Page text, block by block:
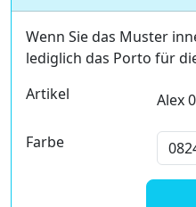
Wenn Sie das Muster
lediglich das Porto für
Artikel
Alex
Farbe